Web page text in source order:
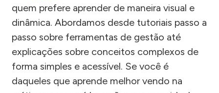
quem prefere aprender de maneira visual e
dinâmica. Abordamos desde tutoriais passo a
passo sobre ferramentas de gestão até
explicações sobre conceitos complexos de
forma simples e acessível. Se você é
daqueles que aprende melhor vendo na